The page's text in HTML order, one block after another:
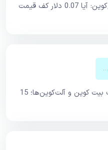
پیش‌بینی قیمت دوج‌کوین: آیا 0.07 دلار کف قیمت
تحلیل روزانه ارزهای دیجیتال
پیش‌بینی قیمت بیت کوین و آلت‌کوین‌ها؛ 15